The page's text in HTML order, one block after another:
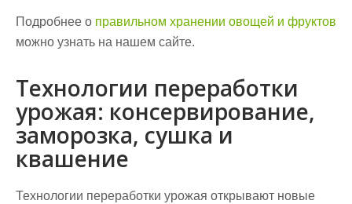
Подробнее о правильном хранении овощей и фруктов
можно узнать на нашем сайте.
Технологии переработки
урожая: консервирование,
заморозка, сушка и
квашение
Технологии переработки урожая открывают новые